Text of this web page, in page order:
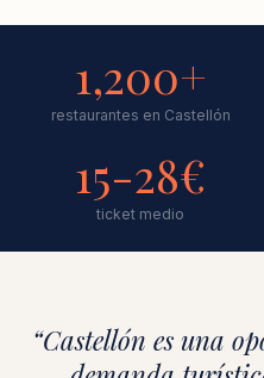
1,200+
restaurantes en Castellón
15-28€
ticket medio
“Castellón es una